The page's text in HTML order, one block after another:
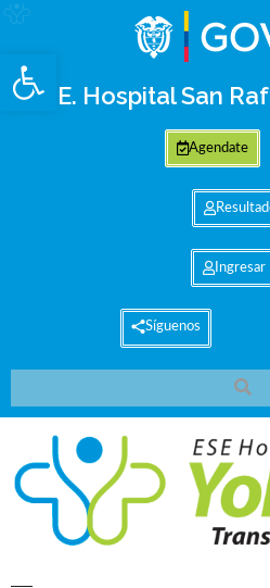
Abrir barra de herramientas
E.S.E. Hospital San
Agendate
Ingresar
Síguenos